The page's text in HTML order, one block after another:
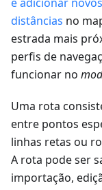
distâncias no
estrada mais
perfis de
funcionar no
Uma rota
entre pontos
linhas retas ou
A rota pode ser
importação,